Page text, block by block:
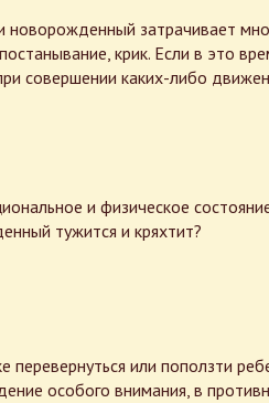
затрачивает
крик. Если в это
каких-либо
и физическое
тужится и кряхтит?
или поползти
особого внимания, в